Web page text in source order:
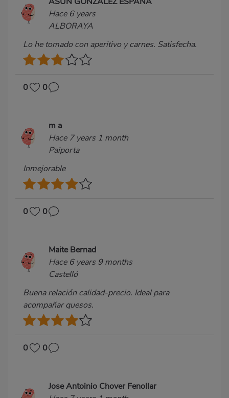
Hace 6 years
ALBORAYA
Lo he tomado con aperitivo y carnes. Satisfecha.
0 0
m a
Hace 7 years 1 month
Paiporta
Inmejorable
0 0
Maite Bernad
Hace 6 years 9 months
Castelló
Buena relación calidad-precio. Ideal para
acompañar quesos.
0 0
Jose Antoinio Chover Fenollar